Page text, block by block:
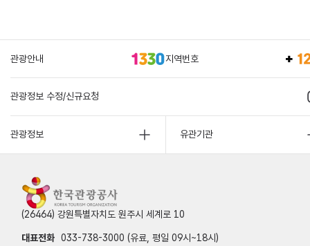
관광안내 지역번호
관광정보 수정/신규요청
관광정보 유관기관
(26464) 강원특별자치도 원주시 세계로 10
대표전화 033-738-3000 (유료, 평일 09시~18시)